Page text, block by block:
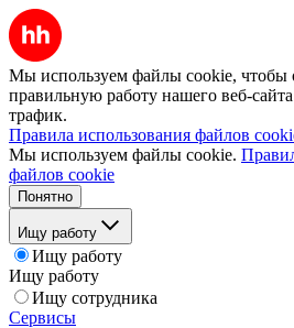
Мы используем файлы cookie, чтобы
правильную работу нашего веб-
трафик.
Правила использования файлов
Мы используем файлы cookie.
файлов cookie
Понятно
Ищу работу
Ищу работу
Ищу работу
Ищу сотрудника
Сервисы